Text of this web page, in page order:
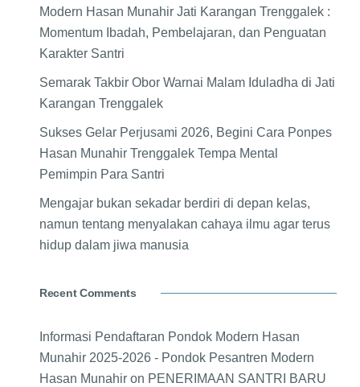
Modern Hasan Munahir Jati Karangan Trenggalek :
Momentum Ibadah, Pembelajaran, dan Penguatan
Karakter Santri
Semarak Takbir Obor Warnai Malam Iduladha di Jati
Karangan Trenggalek
Sukses Gelar Perjusami 2026, Begini Cara Ponpes
Hasan Munahir Trenggalek Tempa Mental
Pemimpin Para Santri
Mengajar bukan sekadar berdiri di depan kelas,
namun tentang menyalakan cahaya ilmu agar terus
hidup dalam jiwa manusia
Recent Comments
Informasi Pendaftaran Pondok Modern Hasan
Munahir 2025-2026 - Pondok Pesantren Modern
Hasan Munahir on PENERIMAAN SANTRI BARU